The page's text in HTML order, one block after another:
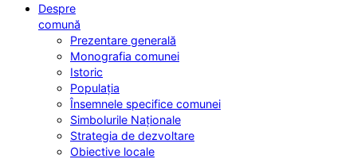
Despre
comună
Prezentare generală
Monografia comunei
Istoric
Populația
Însemnele specifice comunei
Simbolurile Naționale
Strategia de dezvoltare
Obiective locale